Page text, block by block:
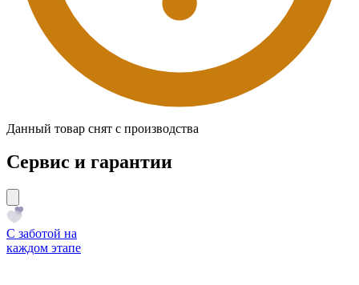
Данный товар снят с производства
Сервис и гарантии
С заботой на
каждом этапе